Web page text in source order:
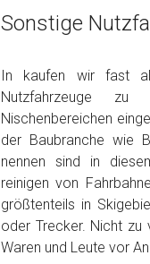
Sonstige
In kaufen wir fast
Nutzfahrzeuge
Nischenbereichen
der Baubranche wie
nennen sind in
reinigen von
größtenteils in
oder Trecker. Nicht zu
Waren und Leute vor